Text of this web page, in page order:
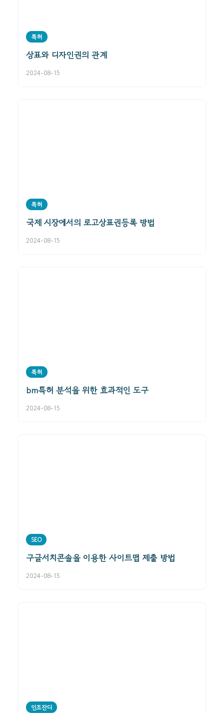
특허
상표와 디자인권의 관계
2024-08-15
특허
국제 시장에서의 로고상표권등록 방법
2024-08-15
특허
bm특허 분석을 위한 효과적인 도구
2024-08-15
SEO
구글서치콘솔을 이용한 사이트맵 제출 방법
2024-08-15
인조잔디